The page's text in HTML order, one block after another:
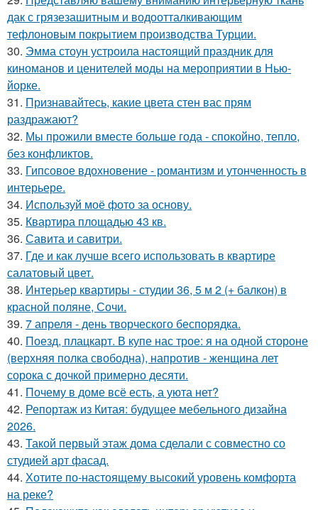
дак с грязезашитным и водоотталкивающим
тефлоновым покрытием производства Турции.
30. Эмма стоун устроила настоящий праздник для
киноманов и ценителей моды на мероприятии в Нью-
йорке.
31. Признавайтесь, какие цвета стен вас прям
раздражают?
32. Мы прожили вместе больше года - спокойно, тепло,
без конфликтов.
33. Гипсовое вдохновение - романтизм и утонченность в
интерьере.
34. Используй моё фото за основу.
35. Квартира площадью 43 кв.
36. Савита и савитри.
37. Где и как лучше всего использовать в квартире
салатовый цвет.
38. Интерьер квартиры - студии 36, 5 м 2 (+ балкон) в
красной поляне, Сочи.
39. 7 апреля - день творческого беспорядка.
40. Поезд, плацкарт. В купе нас трое: я на одной стороне
(верхняя полка свободна), напротив - женщина лет
сорока с дочкой примерно десяти.
41. Почему в доме всё есть, а уюта нет?
42. Репортаж из Китая: будущее мебельного дизайна
2026.
43. Такой первый этаж дома сделали с совместно со
студией арт фасад.
44. Хотите по-настоящему высокий уровень комфорта
на реке?